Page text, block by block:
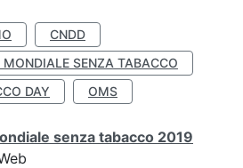
CNDD
MONDIALE SENZA TABACCO
DAY
OMS
senza tabacco 2019